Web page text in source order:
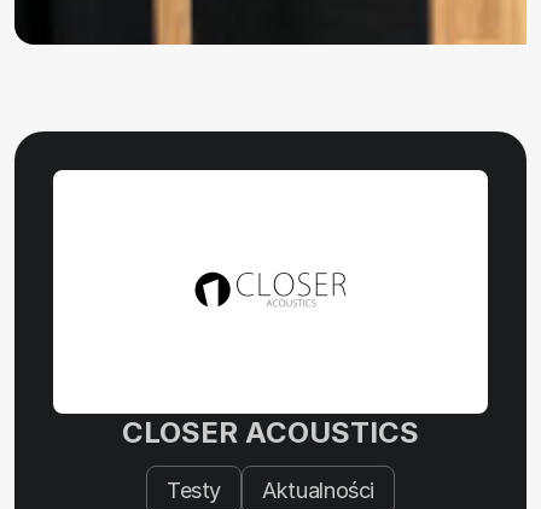
CLOSER ACOUSTICS
Testy Aktualności